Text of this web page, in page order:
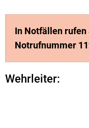
&
Wehrführer
In Notfällen
Notrufnummer
Wehrleiter: